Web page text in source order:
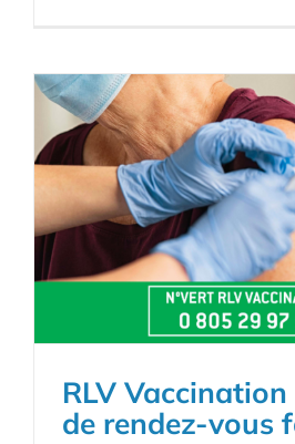
RLV
de rendez-vous